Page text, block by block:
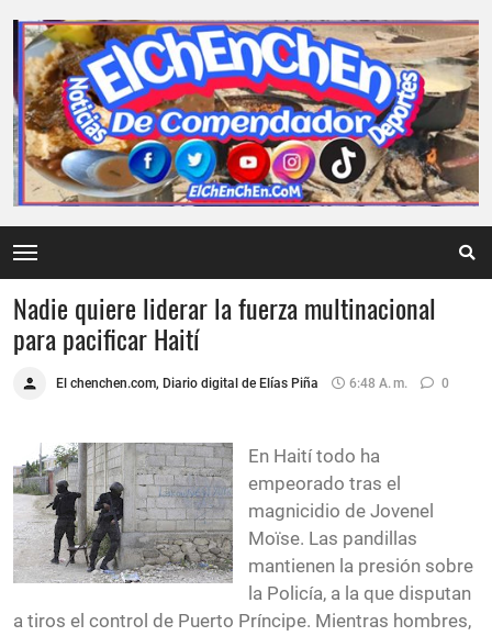
Nadie quiere liderar la fuerza multinacional
para pacificar Haití
El chenchen.com, Diario digital de Elías Piña 6:48 A. M. 0
En Haití todo ha
empeorado tras el
magnicidio de Jovenel
Moïse. Las pandillas
mantienen la presión sobre
la Policía, a la que disputan
a tiros el control de Puerto Príncipe. Mientras hombres,